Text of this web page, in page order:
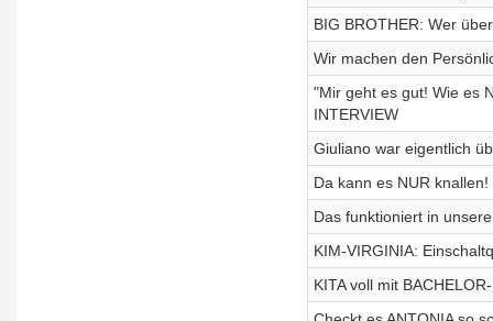
BIG BROTHER: Wer
Wir machen den
"Mir geht es gut! Wie es
INTERVIEW
Giuliano war eigentlich
Da kann es NUR
Das funktioniert in
KIM-VIRGINIA:
KITA voll mit